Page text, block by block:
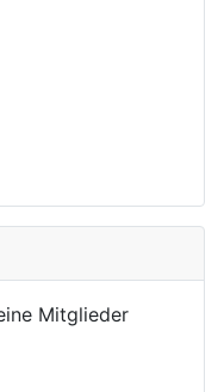
Mitglieder